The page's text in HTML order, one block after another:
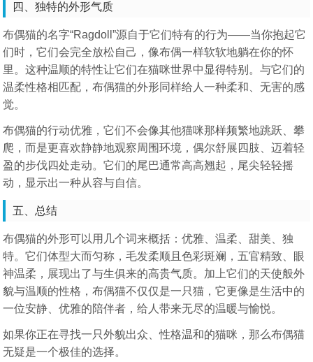
四、独特的外形气质
布偶猫的名字“Ragdoll”源自于它们特有的行为——当你抱起它
们时，它们会完全放松自己，像布偶一样软软地躺在你的怀
里。这种温顺的特性让它们在猫咪世界中显得特别。与它们的
温柔性格相匹配，布偶猫的外形同样给人一种柔和、无害的感
觉。
布偶猫的行动优雅，它们不会像其他猫咪那样频繁地跳跃、攀
爬，而是更喜欢静静地观察周围环境，偶尔舒展四肢、迈着轻
盈的步伐四处走动。它们的尾巴通常高高翘起，尾尖轻轻摇
动，显示出一种从容与自信。
五、总结
布偶猫的外形可以用几个词来概括：优雅、温柔、甜美、独
特。它们体型大而匀称，毛发柔顺且色彩斑斓，五官精致、眼
神温柔，展现出了与生俱来的高贵气质。加上它们的天使般外
貌与温顺的性格，布偶猫不仅仅是一只猫，它更像是生活中的
一位安静、优雅的陪伴者，给人带来无尽的温暖与愉悦。
如果你正在寻找一只外貌出众、性格温和的猫咪，那么布偶猫
无疑是一个极佳的选择。